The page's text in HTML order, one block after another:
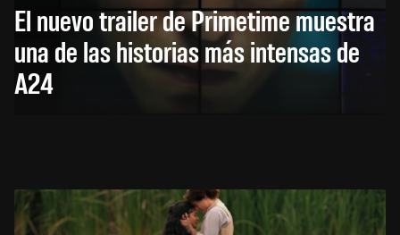
El nuevo trailer de Primetime muestra
una de las historias más intensas de
A24